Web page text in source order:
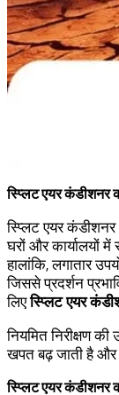
स्प्लिट एयर कंडीशनर
स्प्लिट एयर
घरों और कार्यालयों
हालांकि, लगातार
जिससे प्रदर्शन
लिएस्प्लिट एयर
नियमित निरीक्षण
खपत बढ़ जाती है और
स्प्लिट एयर